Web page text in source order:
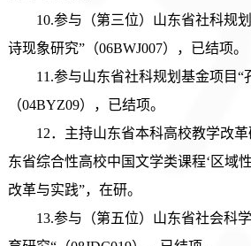
10.参与（第三位）山东省社科规
诗现象研究”（06BWJ007），已结项。
11.参与山东省社科规划基金项目“
（04BYZ09），已结项。
12．主持山东省本科高校教学改
东省综合性高校中国文学类课程‘区域
改革与实践”，在研。
13.参与（第五位）山东省社会科